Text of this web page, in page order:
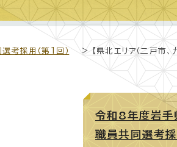
考採用（第1回）
> 【県北エリア（二戸市、
令和8年度岩手
職員共同選考採